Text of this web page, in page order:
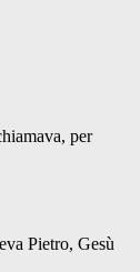
per
Pietro, Gesù